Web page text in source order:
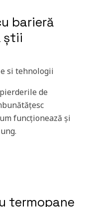
barieră
știi
si tehnologii
de
funcționează și
termopane